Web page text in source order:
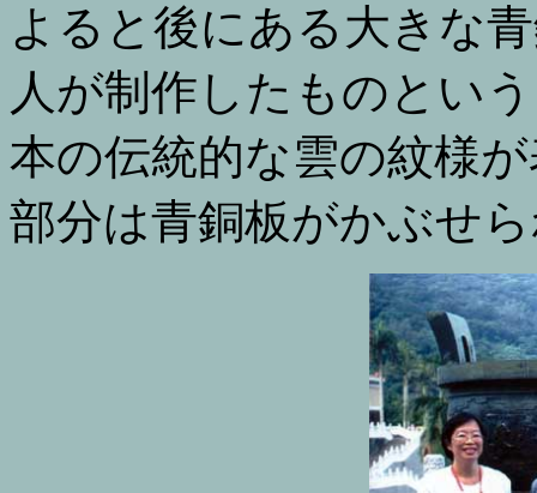
よると後にある大きな
人が制作したものとい
本の伝統的な雲の紋様
部分は青銅板がかぶせ